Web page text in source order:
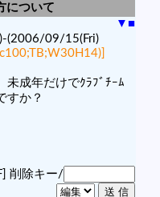
について
▼ ■
(2006/09/15(Fri)
未成年だけでｸﾗﾌﾞﾁｰﾑ
すか？
削除キー/